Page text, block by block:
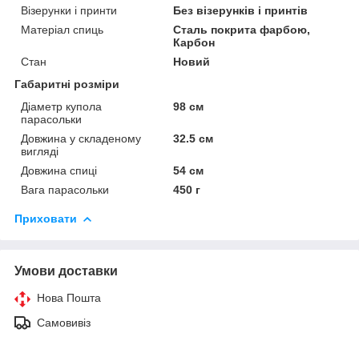
Візерунки і принти
Без візерунків і принтів
Матеріал спиць
Сталь покрита фарбою,
Карбон
Стан
Новий
Габаритні розміри
Діаметр купола
парасольки
98 см
Довжина у складеному
вигляді
32.5 см
Довжина спиці
54 см
Вага парасольки
450 г
Приховати
Умови доставки
Нова Пошта
Самовивіз